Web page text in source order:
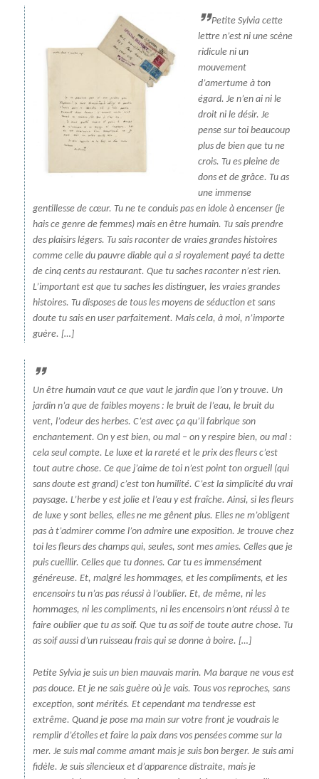
Petite Sylvia cette
lettre n’est ni une scène
ridicule ni un
mouvement
d’amertume à ton
égard. Je n’en ai ni le
droit ni le désir. Je
pense sur toi beaucoup
plus de bien que tu ne
crois. Tu es pleine de
dons et de grâce. Tu as
une immense
gentillesse de cœur. Tu ne te conduis pas en idole à encenser (je
hais ce genre de femmes) mais en être humain. Tu sais prendre
des plaisirs légers. Tu sais raconter de vraies grandes histoires
comme celle du pauvre diable qui a si royalement payé ta dette
de cinq cents au restaurant. Que tu saches raconter n’est rien.
L’important est que tu saches les distinguer, les vraies grandes
histoires. Tu disposes de tous les moyens de séduction et sans
doute tu sais en user parfaitement. Mais cela, à moi, n’importe
guère. […]
Un être humain vaut ce que vaut le jardin que l’on y trouve. Un
jardin n’a que de faibles moyens : le bruit de l’eau, le bruit du
vent, l’odeur des herbes. C’est avec ça qu’il fabrique son
enchantement. On y est bien, ou mal – on y respire bien, ou mal :
cela seul compte. Le luxe et la rareté et le prix des fleurs c’est
tout autre chose. Ce que j’aime de toi n’est point ton orgueil (qui
sans doute est grand) c’est ton humilité. C’est la simplicité du vrai
paysage. L’herbe y est jolie et l’eau y est fraîche. Ainsi, si les fleurs
de luxe y sont belles, elles ne me gênent plus. Elles ne m’obligent
pas à t’admirer comme l’on admire une exposition. Je trouve chez
toi les fleurs des champs qui, seules, sont mes amies. Celles que je
puis cueillir. Celles que tu donnes. Car tu es immensément
généreuse. Et, malgré les hommages, et les compliments, et les
encensoirs tu n’as pas réussi à l’oublier. Et, de même, ni les
hommages, ni les compliments, ni les encensoirs n’ont réussi à te
faire oublier que tu as soif. Que tu as soif de toute autre chose. Tu
as soif aussi d’un ruisseau frais qui se donne à boire. […]
Petite Sylvia je suis un bien mauvais marin. Ma barque ne vous est
pas douce. Et je ne sais guère où je vais. Tous vos reproches, sans
exception, sont mérités. Et cependant ma tendresse est
extrême. Quand je pose ma main sur votre front je voudrais le
remplir d’étoiles et faire la paix dans vos pensées comme sur la
mer. Je suis mal comme amant mais je suis bon berger. Je suis ami
fidèle. Je suis silencieux et d’apparence distraite, mais je